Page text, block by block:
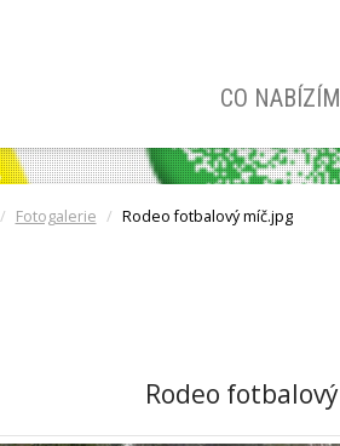
CO
Fotogalerie Rodeo fotbalový míč.jpg
Rodeo